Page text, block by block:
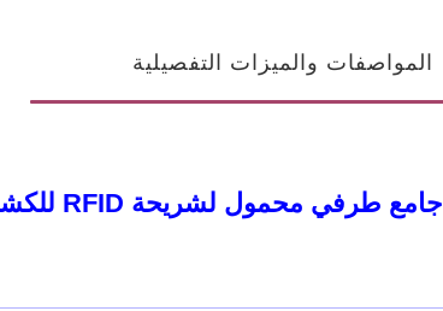
المواصفات والميزات التفصيلية
جامع طرفي محمول لشريحة RFID للكشف عن رقاقة بوكر كازينو تكساس باكارات